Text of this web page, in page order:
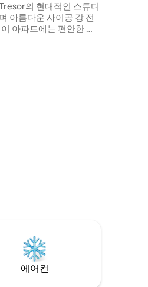
의 현대적인 스튜디
아름다운 사이공 강 전
아파트에는 편안한 침
에어컨